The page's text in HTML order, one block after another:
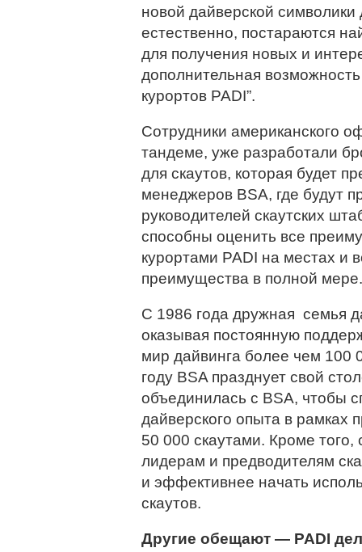
новой дайверской символики
естественно, постараются
для получения новых и
дополнительная
курортов PADI”.
Сотрудники американского
тандеме, уже разработали
для скаутов, которая будет
менеджеров BSA, где будут
руководителей скаутских
способны оценить все
курортами PADI на местах и
преимущества в полной мере.
С 1986 года дружная семья
оказывая постоянную
мир дайвинга более чем 100
году BSA празднует свой
объединилась с BSA, чтобы
дайверского опыта в рамках
50 000 скаутами. Кроме того,
лидерам и предводителям
и эффективнее начать
скаутов.
Другие обещают — PADI